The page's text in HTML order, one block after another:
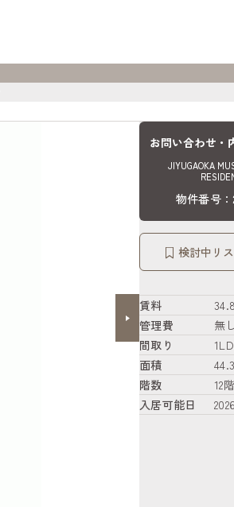
お問い合わせ・
JIYUGAOKA
物件番号：
検討中リ
賃料
管理費
無し
間取り
面積
階数
12階
入居可能日